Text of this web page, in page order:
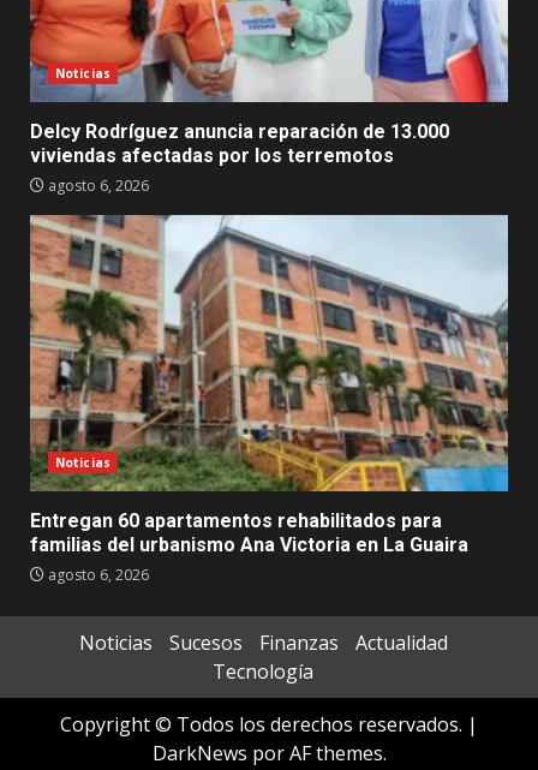
Noticias
Delcy Rodríguez anuncia reparación de 13.000
viviendas afectadas por los terremotos
agosto 6, 2026
Noticias
Entregan 60 apartamentos rehabilitados para
familias del urbanismo Ana Victoria en La Guaira
agosto 6, 2026
Noticias Sucesos Finanzas
Actualidad
Tecnología
Copyright © Todos los derechos reservados. |
DarkNews por AF themes.